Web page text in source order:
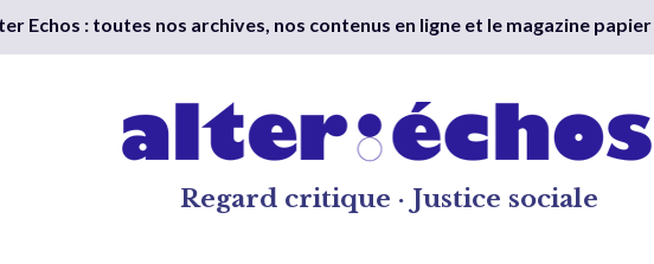
Echos : toutes nos archives, nos contenus en ligne et le magazine
Regard critique · Justice sociale